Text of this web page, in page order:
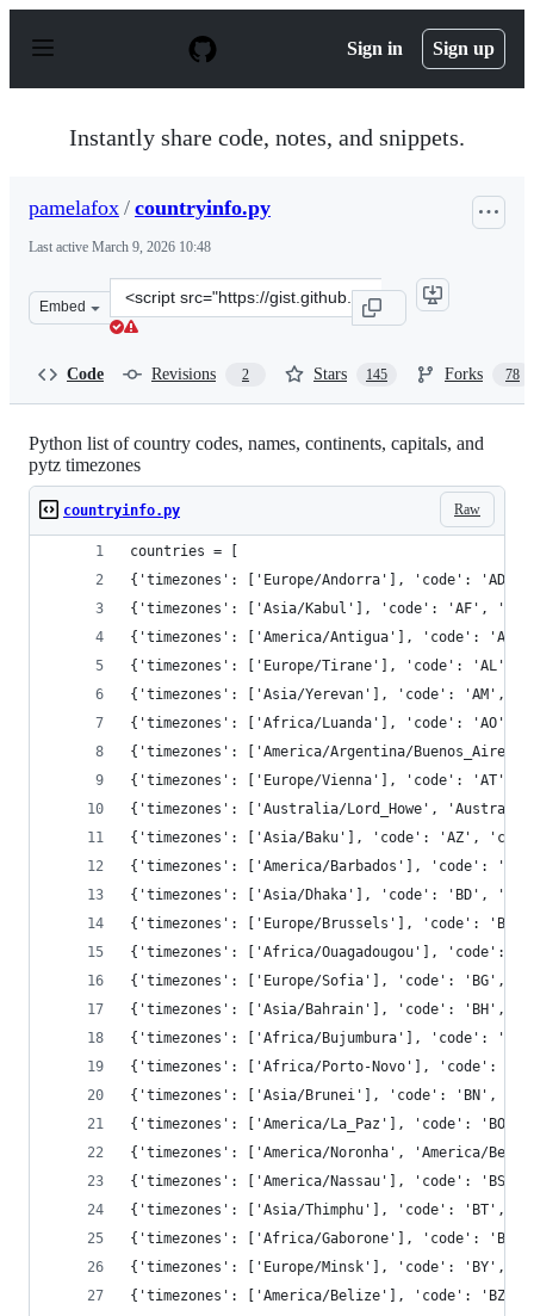
p
Sign in Sign up
Instantly share code, notes, and snippets.
pamelafox / countryinfo.py
Last active March 9, 2026 10:48
Embed
Clone
this
Code Revisions 2 Stars 145 Forks 78
Python list of country codes, names, continents, capitals, and
pytz timezones
Raw
countryinfo.py
countries = [
{'timezones': ['Europe/Andorra'], 'code':
{'timezones': ['Asia/Kabul'], 'code': 'AF',
{'timezones': ['America/Antigua'], 'code':
{'timezones': ['Europe/Tirane'], 'code':
{'timezones': ['Asia/Yerevan'], 'code': 'AM',
{'timezones': ['Africa/Luanda'], 'code':
{'timezones': ['America/Argentina/
{'timezones': ['Europe/Vienna'], 'code':
{'timezones': ['Australia/Lord_Howe',
{'timezones': ['Asia/Baku'], 'code': 'AZ',
{'timezones': ['America/Barbados'], 'code':
{'timezones': ['Asia/Dhaka'], 'code': 'BD',
{'timezones': ['Europe/Brussels'], 'code':
{'timezones': ['Africa/Ouagadougou'], 'code':
{'timezones': ['Europe/Sofia'], 'code': 'BG',
{'timezones': ['Asia/Bahrain'], 'code': 'BH',
{'timezones': ['Africa/Bujumbura'], 'code':
{'timezones': ['Africa/Porto-Novo'], 'code':
{'timezones': ['Asia/Brunei'], 'code': 'BN',
{'timezones': ['America/La_Paz'], 'code':
{'timezones': ['America/Noronha', 'America/
{'timezones': ['America/Nassau'], 'code':
{'timezones': ['Asia/Thimphu'], 'code': 'BT',
{'timezones': ['Africa/Gaborone'], 'code':
{'timezones': ['Europe/Minsk'], 'code': 'BY',
{'timezones': ['America/Belize'], 'code':